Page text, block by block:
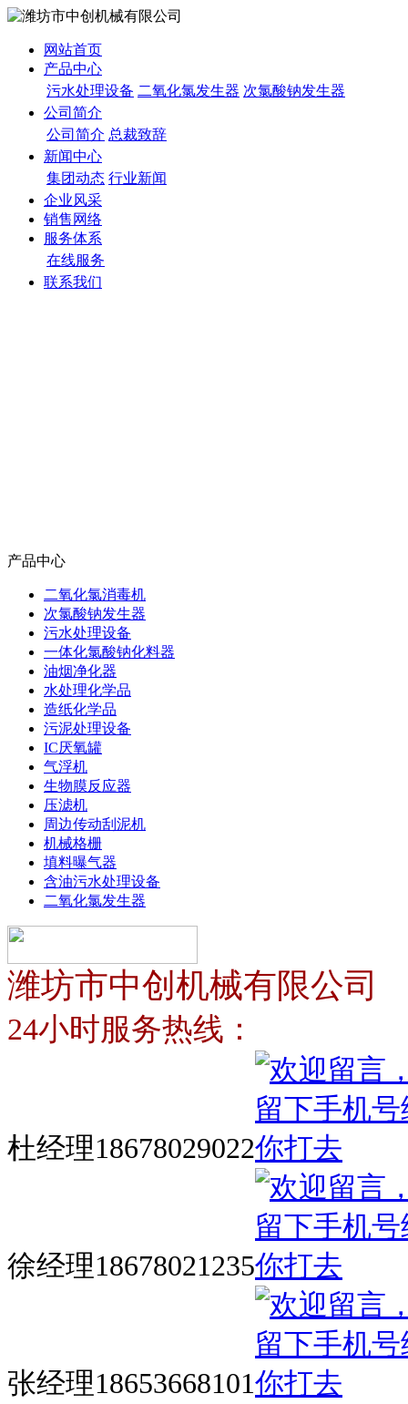
网站首页
产品中心
污水处理设备 二氧化氯发生器 次氯酸钠发生器
公司简介
公司简介 总裁致辞
新闻中心
集团动态 行业新闻
企业风采
销售网络
服务体系
在线服务
联系我们
产品中心
二氧化氯消毒机
次氯酸钠发生器
污水处理设备
一体化氯酸钠化料器
油烟净化器
水处理化学品
造纸化学品
污泥处理设备
IC厌氧罐
气浮机
生物膜反应器
压滤机
周边传动刮泥机
机械格栅
填料曝气器
含油污水处理设备
二氧化氯发生器
潍坊市中创机械有限公司
24小时服务热线：
杜经理18678029022
徐经理18678021235
张经理18653668101